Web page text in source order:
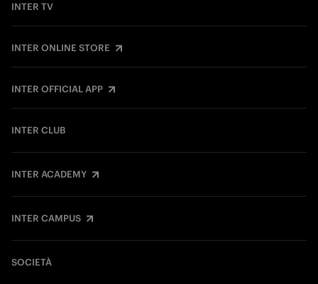
INTER TV
INTER ONLINE STORE
INTER OFFICIAL APP
INTER CLUB
INTER ACADEMY
INTER CAMPUS
SOCIETÀ